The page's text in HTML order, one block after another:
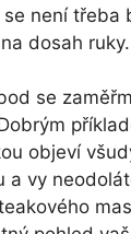
se není třeba
dosah ruky.
se
objeví
a vy